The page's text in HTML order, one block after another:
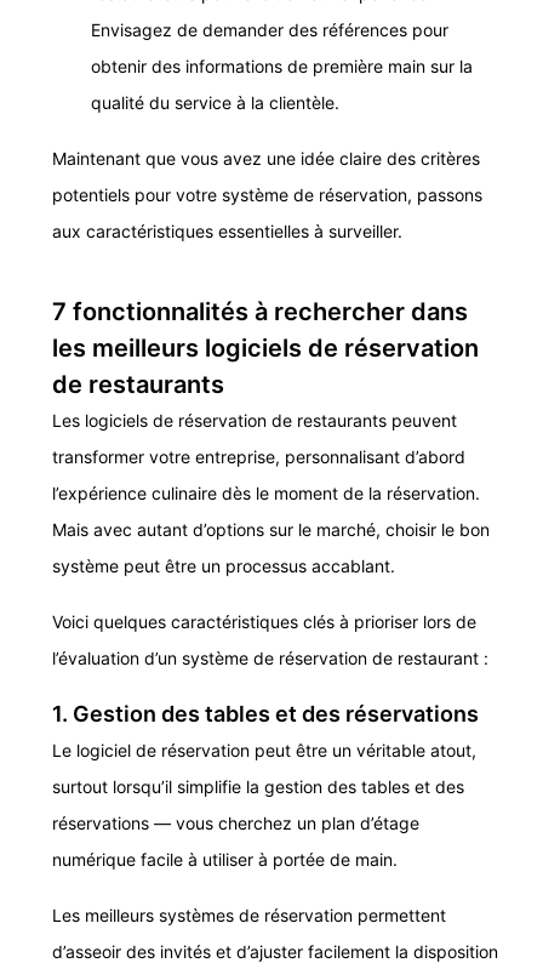
Envisagez de demander des références pour
obtenir des informations de première main sur la
qualité du service à la clientèle.
Maintenant que vous avez une idée claire des critères
potentiels pour votre système de réservation, passons
aux caractéristiques essentielles à surveiller.
7 fonctionnalités à rechercher dans
les meilleurs logiciels de réservation
de restaurants
Les logiciels de réservation de restaurants peuvent
transformer votre entreprise, personnalisant d’abord
l’expérience culinaire dès le moment de la réservation.
Mais avec autant d’options sur le marché, choisir le bon
système peut être un processus accablant.
Voici quelques caractéristiques clés à prioriser lors de
l’évaluation d’un système de réservation de restaurant :
1. Gestion des tables et des réservations
Le logiciel de réservation peut être un véritable atout,
surtout lorsqu’il simplifie la gestion des tables et des
réservations — vous cherchez un plan d’étage
numérique facile à utiliser à portée de main.
Les meilleurs systèmes de réservation permettent
d’asseoir des invités et d’ajuster facilement la disposition